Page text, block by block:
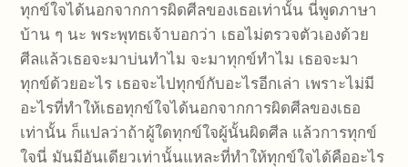
ทุกข์ใจได้นอกจากการผิดศีลของเธอเท่านั้น นี่พูดภาษา
บ้าน ๆ นะ พระพุทธเจ้าบอกว่า เธอไม่ตรวจตัวเองด้วย
ศีลแล้วเธอจะมาบ่นทำไม จะมาทุกข์ทำไม เธอจะมา
ทุกข์ด้วยอะไร เธอจะไปทุกข์กับอะไรอีกเล่า เพราะไม่มี
อะไรที่ทำให้เธอทุกข์ใจได้นอกจากการผิดศีลของเธอ
เท่านั้น ก็แปลว่าถ้าผู้ใดทุกข์ใจผู้นั้นผิดศีล แล้วการทุกข์
ใจนี่ มันมีอันเดียวเท่านั้นแหละที่ทำให้ทุกข์ใจได้คืออะไร